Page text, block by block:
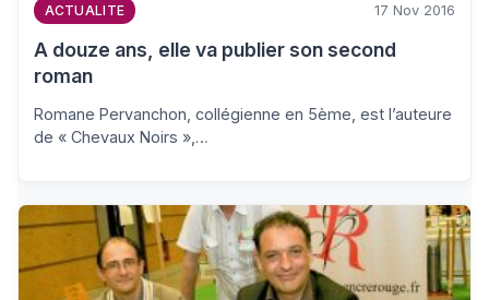
ACTUALITE 17 Nov 2016
A douze ans, elle va publier son second
roman
Romane Pervanchon, collégienne en 5ème, est l’auteure
de « Chevaux Noirs »,…